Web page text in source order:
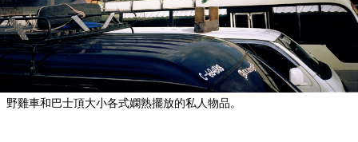
野雞車和巴士頂大小各式嫻熟擺放的私人物品。